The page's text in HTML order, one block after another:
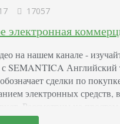
17057
электронная
на нашем канале -
с SEMANTICA Английский
сделки по
электронных средств,
Рассмотрим на простом
коммерция в